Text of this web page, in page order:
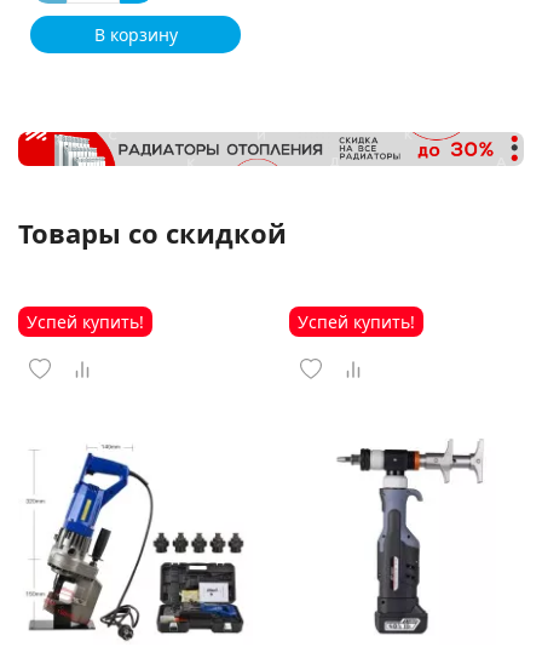
В корзину
Товары со скидкой
Успей купить! Успей купить!